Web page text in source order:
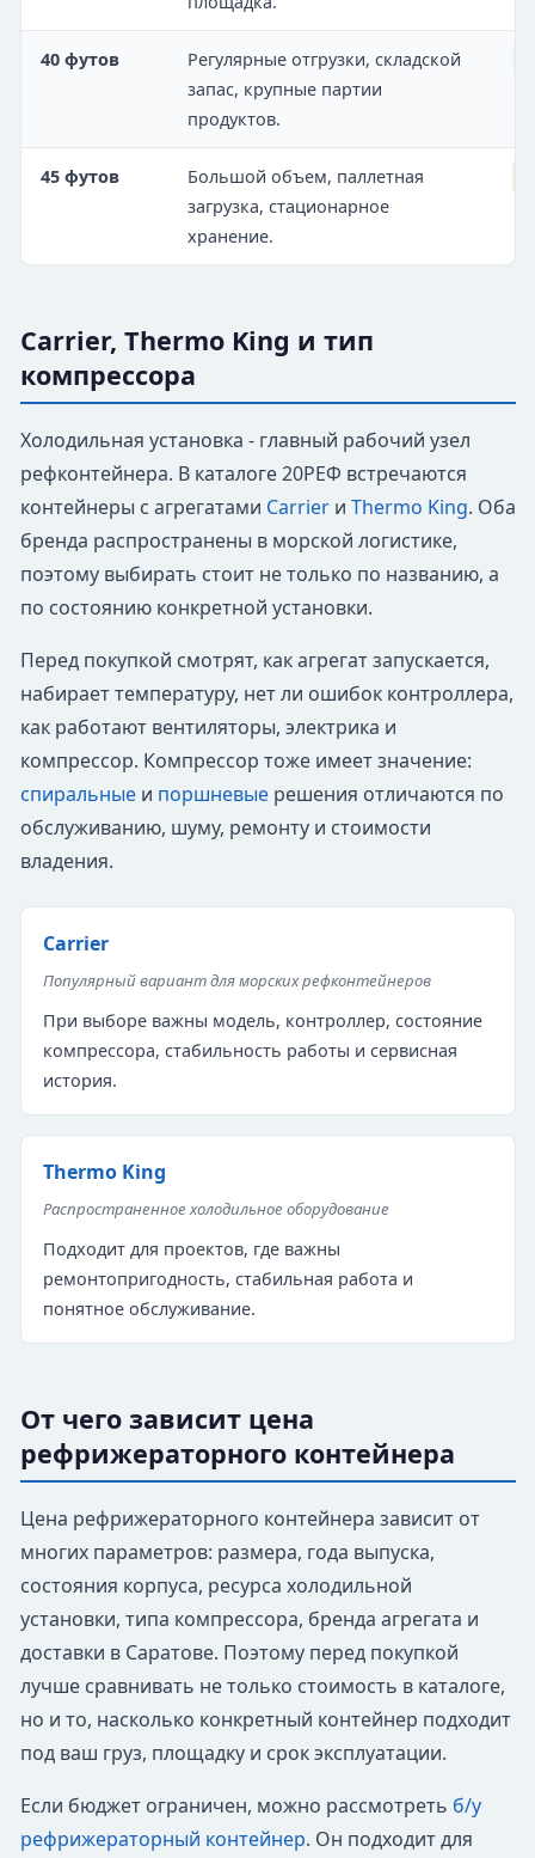
40 футов
Регулярные отгрузки, складской
запас, крупные партии
продуктов.
45 футов
Большой объем, паллетная
загрузка, стационарное
хранение.
Carrier, Thermo King и тип
компрессора
Холодильная установка - главный рабочий узел
рефконтейнера. В каталоге 20РЕФ встречаются
контейнеры с агрегатами Carrierи Thermo King. Оба
бренда распространены в морской логистике,
поэтому выбирать стоит не только по названию, а
по состоянию конкретной установки.
Перед покупкой смотрят, как агрегат запускается,
набирает температуру, нет ли ошибок контроллера,
как работают вентиляторы, электрика и
компрессор. Компрессор тоже имеет значение:
спиральныеи поршневыерешения отличаются по
обслуживанию, шуму, ремонту и стоимости
владения.
Carrier
Популярный вариант для морских рефконтейнеров
При выборе важны модель, контроллер, состояние
компрессора, стабильность работы и сервисная
история.
Thermo King
Распространенное холодильное оборудование
Подходит для проектов, где важны
ремонтопригодность, стабильная работа и
понятное обслуживание.
От чего зависит цена
рефрижераторного контейнера
Цена рефрижераторного контейнера зависит от
многих параметров: размера, года выпуска,
состояния корпуса, ресурса холодильной
установки, типа компрессора, бренда агрегата и
доставки в Саратове. Поэтому перед покупкой
лучше сравнивать не только стоимость в каталоге,
но и то, насколько конкретный контейнер подходит
под ваш груз, площадку и срок эксплуатации.
Если бюджет ограничен, можно рассмотреть б/у
рефрижераторный контейнер. Он подходит для